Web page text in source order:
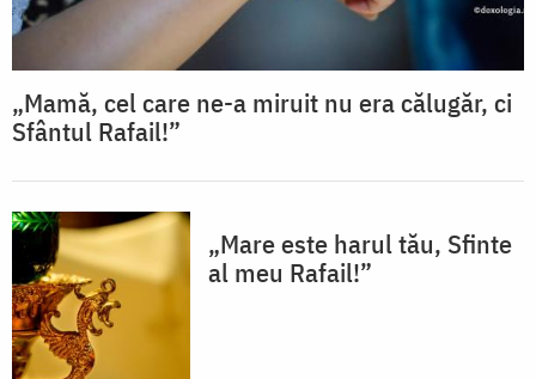
„Mamă, cel care ne-a miruit nu era călugăr, ci
Sfântul Rafail!”
„Mare este harul tău, Sfinte
al meu Rafail!”